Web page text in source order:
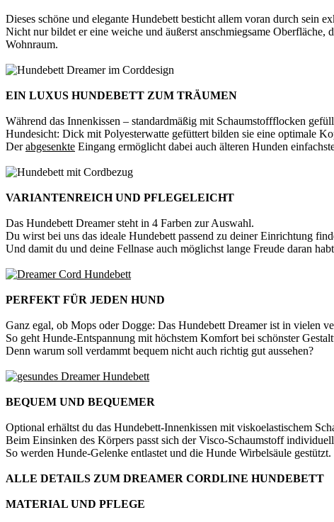
Dieses schöne und elegante Hundebett besticht allem voran durch sein
Nicht nur bildet er eine weiche und äußerst anschmiegsame
Wohnraum.
EIN LUXUS HUNDEBETT ZUM TRÄUMEN
Während das Innenkissen – standardmäßig mit Schaumstoffflocken
Hundesicht: Dick mit Polyesterwatte gefüttert bilden sie eine optimale
Derabgesenkte Eingang ermöglicht dabei auch älteren Hunden
VARIANTENREICH UND PFLEGELEICHT
Das Hundebett Dreamer steht in 4 Farben zur Auswahl.
Du wirst bei uns das ideale Hundebett passend zu deiner Einrichtung
Und damit du und deine Fellnase auch möglichst lange Freude daran
PERFEKT FÜR JEDEN HUND
Ganz egal, ob Mops oder Dogge: Das Hundebett Dreamer ist in vielen
So geht Hunde-Entspannung mit höchstem Komfort bei schönster
Denn warum soll verdammt bequem nicht auch richtig gut aussehen?
BEQUEM UND BEQUEMER
Optional erhältst du das Hundebett-Innenkissen mit viskoelastischem
Beim Einsinken des Körpers passt sich der Visco-Schaumstoff
So werden Hunde-Gelenke entlastet und die Hunde Wirbelsäule gestützt.
ALLE DETAILS ZUM DREAMER CORDLINE HUNDEBETT
MATERIAL UND PFLEGE